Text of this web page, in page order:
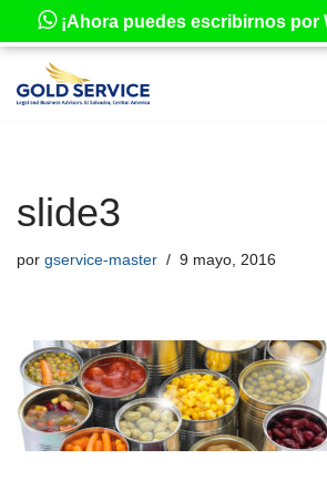
Saltar
slide3
por gservice-master 9 mayo, 2016
¡Ahora puedes escribirnos por